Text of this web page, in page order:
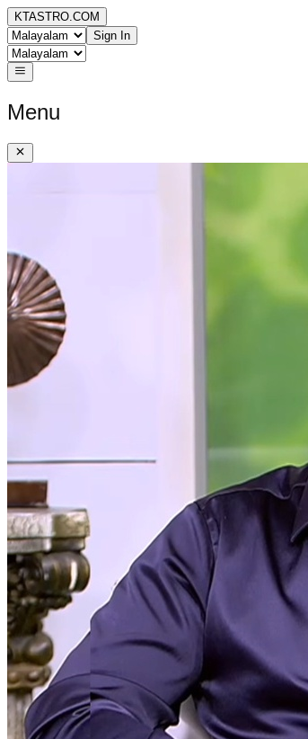
KTASTRO.COM
Sign In
Menu